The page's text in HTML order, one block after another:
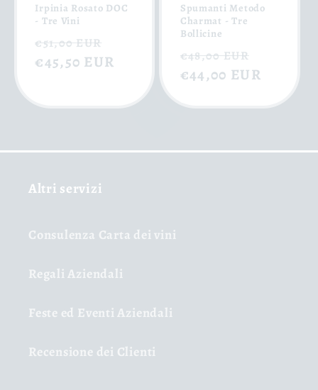
Irpinia Rosato DOC
- Tre Vini
Precio
habitual
€51,00 EUR
de
oferta
€45,50 EUR
Spumanti Metodo
Charmat - Tre
Bollicine
Precio
habitual
€48,00 EUR
de
oferta
€44,00 EUR
Altri servizi
Consulenza Carta dei vini
Regali Aziendali
Feste ed Eventi Aziendali
Recensione dei Clienti